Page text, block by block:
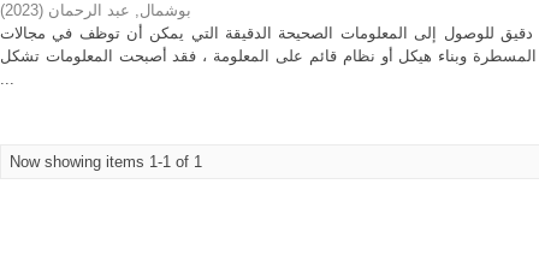
بوشمال, عبد الرحمان (
2023
)
دقيق للوصول إلى المعلومات الصحيحة الدقيقة التي يمكن أن توظف في مجالات
المسطرة وبناء هيكل أو نظام قائم على المعلومة ، فقد أصبحت المعلومات تشكل
...
Now showing items 1-1 of 1